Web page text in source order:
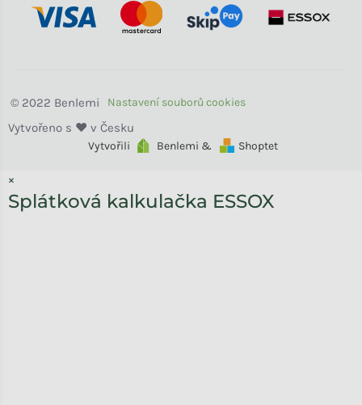
Vytvořili Benlemi & Shoptet
Benlemi
×
Splátková kalkulačka ESSOX